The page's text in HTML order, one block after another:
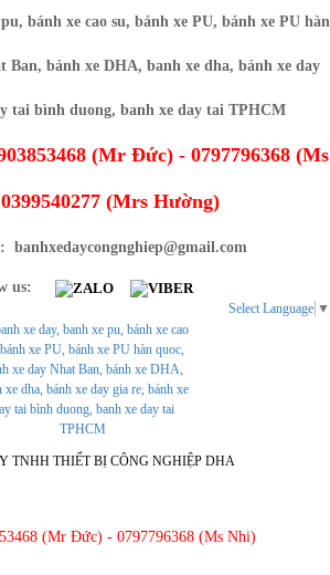
(Mr Đức) - 0797796368 (Ms
(Mrs Hường)
banhxedaycongnghiep@gmail.com
us:
(Mr Đức) - 0797796368 (Ms Nhi)
Select Language ▼